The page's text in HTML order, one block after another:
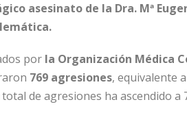
asesinato de la Dra. Mª
por la Organización Médica
769 agresiones, equivalente
de agresiones ha ascendido